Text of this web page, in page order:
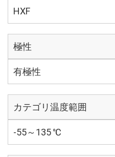
HXF
極性
有極性
カテゴリ温度範囲
-55～135 ℃